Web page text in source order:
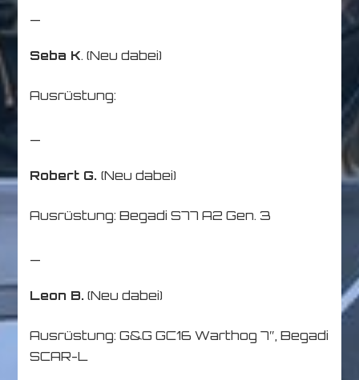
Seba K. (Neu dabei)
Ausrüstung:
Robert G.(Neu dabei)
Ausrüstung: Begadi S77 A2 Gen. 3
Leon B. (Neu dabei)
Ausrüstung: G&G GC16 Warthog 7″, Begadi
SCAR-L